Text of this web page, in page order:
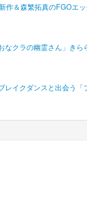
作＆森繁拓真のFGOエ
なクラの幽霊さん」きら
レイクダンスと出会う